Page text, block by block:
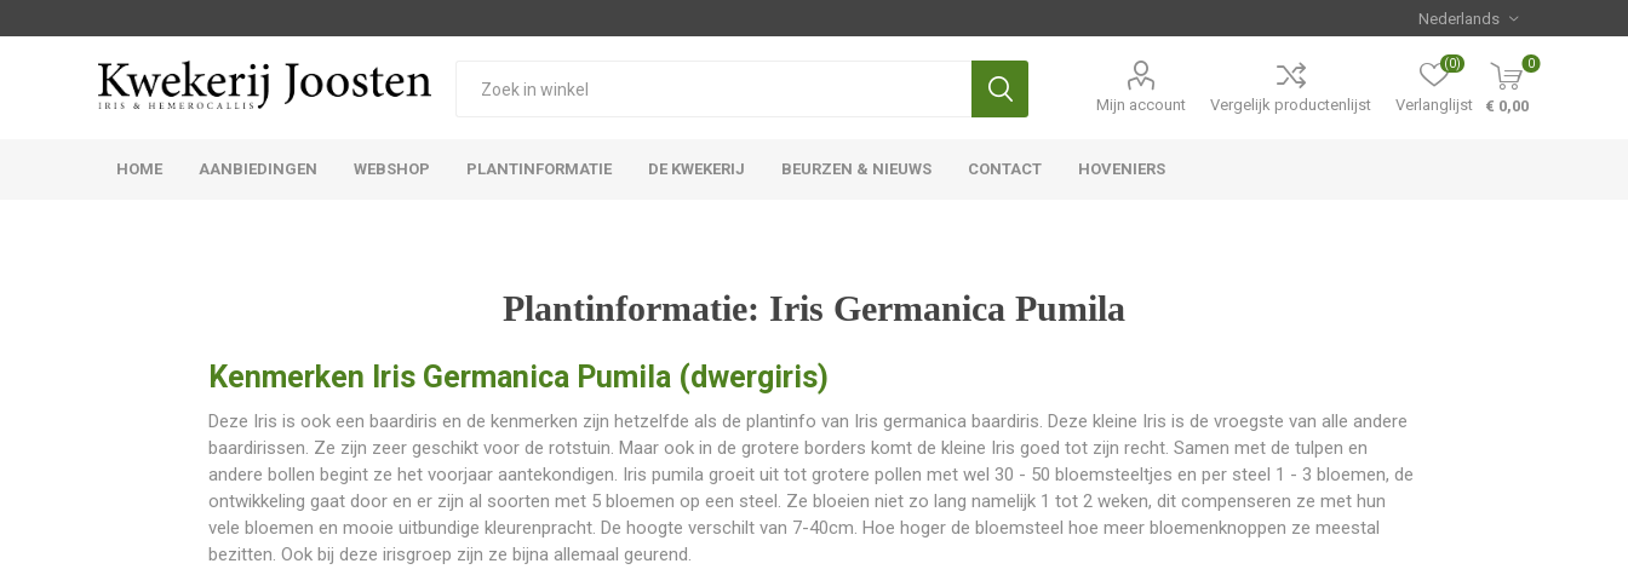
Mijn account Vergelijk productenlijst Verlanglijst
(0) 0
€ 0,00
HOME AANBIEDINGEN WEBSHOP PLANTINFORMATIE DE KWEKERIJ BEURZEN & NIEUWS CONTACT HOVENIERS
Plantinformatie: Iris Germanica Pumila
Kenmerken Iris Germanica Pumila (dwergiris)
Deze Iris is ook een baardiris en de kenmerken zijn hetzelfde als de plantinfo van Iris germanica baardiris. Deze kleine Iris is de vroegste van alle andere
baardirissen. Ze zijn zeer geschikt voor de rotstuin. Maar ook in de grotere borders komt de kleine Iris goed tot zijn recht. Samen met de tulpen en
andere bollen begint ze het voorjaar aantekondigen. Iris pumila groeit uit tot grotere pollen met wel 30 - 50 bloemsteeltjes en per steel 1 - 3 bloemen, de
ontwikkeling gaat door en er zijn al soorten met 5 bloemen op een steel. Ze bloeien niet zo lang namelijk 1 tot 2 weken, dit compenseren ze met hun
vele bloemen en mooie uitbundige kleurenpracht. De hoogte verschilt van 7-40cm. Hoe hoger de bloemsteel hoe meer bloemenknoppen ze meestal
bezitten. Ook bij deze irisgroep zijn ze bijna allemaal geurend.